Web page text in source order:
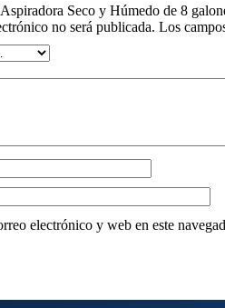
Seco y Húmedo de 8
no será publicada. Los
electrónico y web en este